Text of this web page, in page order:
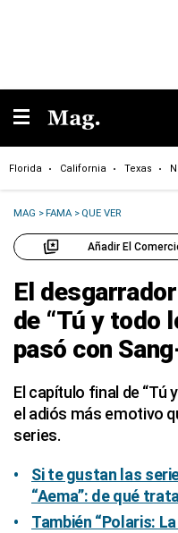
Florida California Texas
MAG >FAMA > QUE VER
Añadir El
El
de “Tú y todo
pasó con
El capítulo final de “Tú
el adiós más emotivo
series.
Si te gustan las
“Aema”: de qué
También “Polaris: